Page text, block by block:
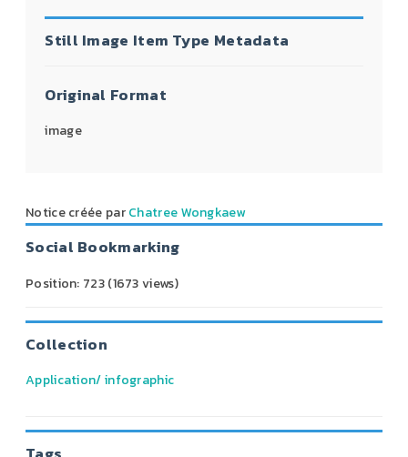
Still Image Item Type Metadata
Original Format
image
Notice créée parChatree Wongkaew
Social Bookmarking
Position: 723(1673views)
Collection
Application/ infographic